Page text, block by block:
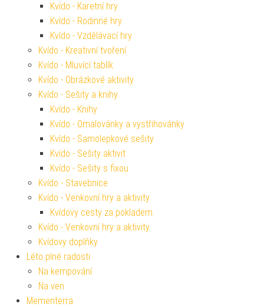
Kvído - Karetní hry
Kvído - Rodinné hry
Kvído - Vzdělávací hry
Kvído - Kreativní tvoření
Kvído - Mluvící tablík
Kvído - Obrázkové aktivity
Kvído - Sešity a knihy
Kvído - Knihy
Kvído - Omalovánky a vystřihovánky
Kvído - Samolepkové sešity
Kvído - Sešity aktivit
Kvído - Sešity s fixou
Kvído - Stavebnice
Kvído - Venkovní hry a aktivity
Kvídovy cesty za pokladem
Kvído - Venkovní hry a aktivity
Kvídovy doplňky
Léto plné radosti
Na kempování
Na ven
Mementerra